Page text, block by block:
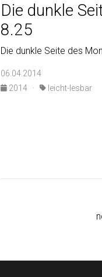
Die dunkle
8.25
Die dunkle Seite des
06.04.2014
2014
· leicht-lesbar